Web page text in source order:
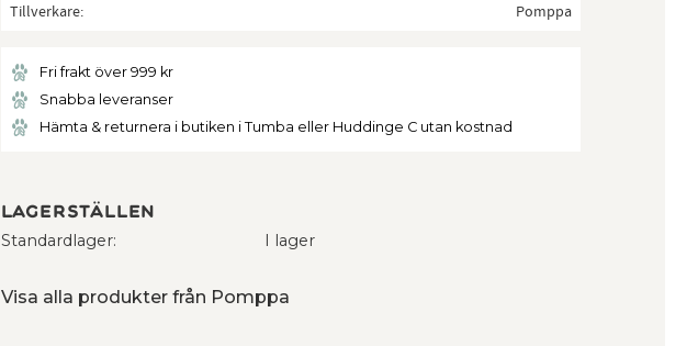
Tillverkare
Pomppa
Fri frakt över 999 kr
Snabba leveranser
Hämta & returnera i butiken i Tumba eller Huddinge C utan kostnad
Lagerställen
Standardlager I lager
Visa alla produkter från Pomppa